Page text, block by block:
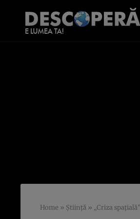
Home » Știință » „Criza